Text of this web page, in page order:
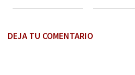
DEJA TU COMENTARIO